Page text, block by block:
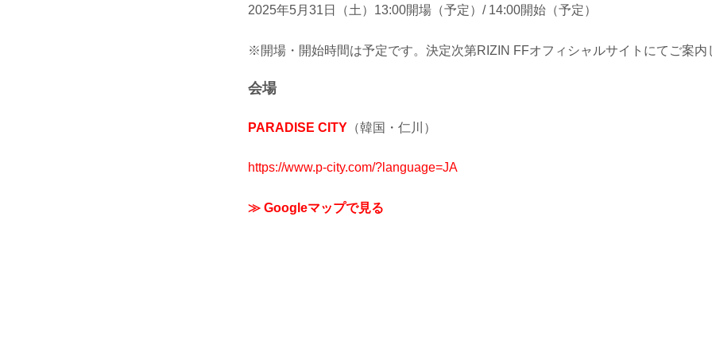
2025年5月31日（土）13:00開場（予定）/ 14:00開始（予定）
※開場・開始時間は予定です。決定次第RIZIN FFオフィシャルサイトにてご案内
会場
PARADISE CITY （韓国・仁川）
https://www.p-city.com/?language=JA
≫ Googleマップで見る